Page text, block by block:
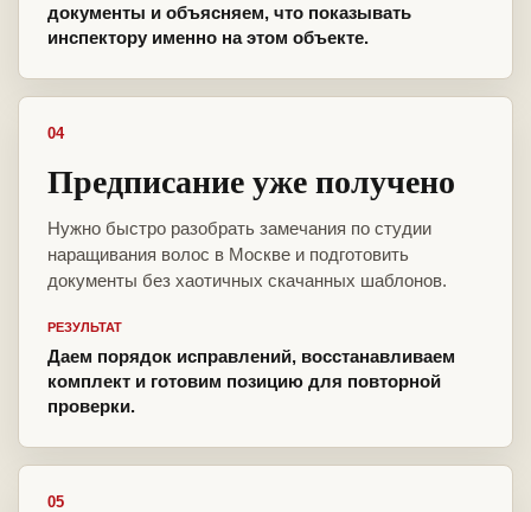
документы и объясняем, что показывать
инспектору именно на этом объекте.
04
Предписание уже получено
Нужно быстро разобрать замечания по студии
наращивания волос в Москве и подготовить
документы без хаотичных скачанных шаблонов.
РЕЗУЛЬТАТ
Даем порядок исправлений, восстанавливаем
комплект и готовим позицию для повторной
проверки.
05